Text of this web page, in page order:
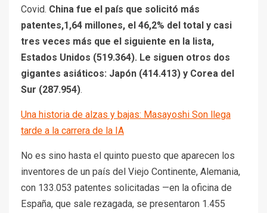
Covid. China fue el país que solicitó más
patentes,1,64 millones, el 46,2% del total y casi
tres veces más que el siguiente en la lista,
Estados Unidos (519.364). Le siguen otros dos
gigantes asiáticos: Japón (414.413) y Corea del
Sur (287.954).
Una historia de alzas y bajas: Masayoshi Son llega
tarde a la carrera de la IA
No es sino hasta el quinto puesto que aparecen los
inventores de un país del Viejo Continente, Alemania,
con 133.053 patentes solicitadas —en la oficina de
España, que sale rezagada, se presentaron 1.455